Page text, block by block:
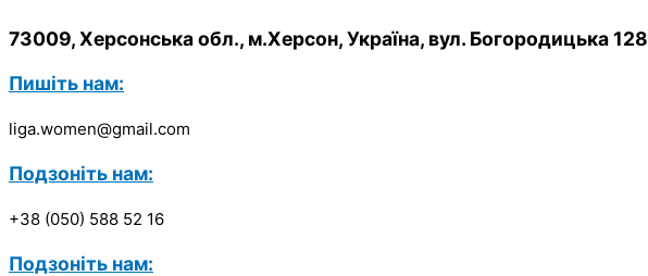
73009, Херсонська обл., м.Херсон, Україна, вул. Богородицька 128
Пишіть нам:
liga.women@gmail.com
Подзоніть нам:
+38 (050) 588 52 16
Подзоніть нам: